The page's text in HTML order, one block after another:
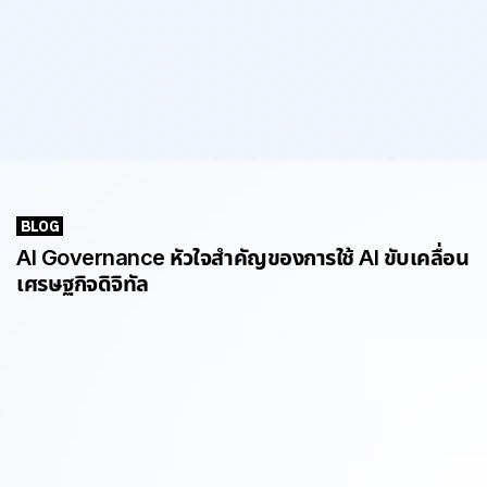
BLOG
AI Governance หัวใจสำคัญของการใช้ AI ขับเคลื่อน
เศรษฐกิจดิจิทัล